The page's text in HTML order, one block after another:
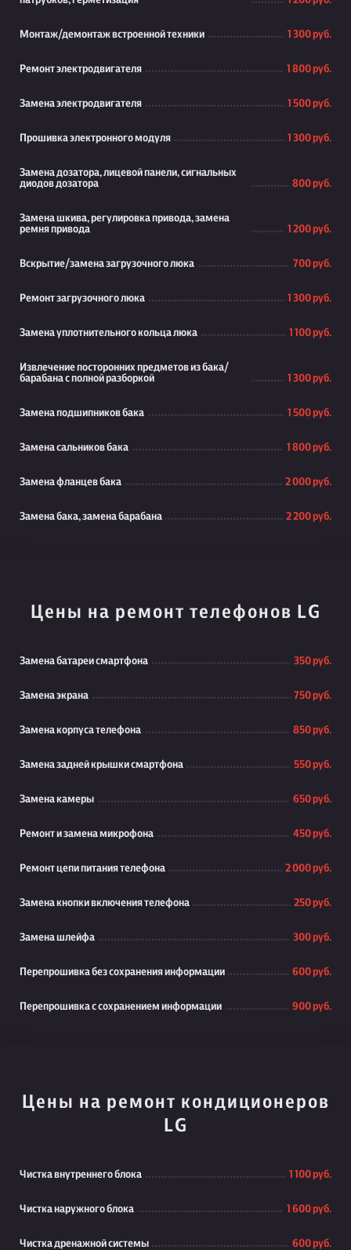
Монтаж/демонтаж встроенной техники 1 300 руб.
Ремонт электродвигателя 1 800 руб.
Замена электродвигателя 1 500 руб.
Прошивка электронного модуля 1 300 руб.
Замена дозатора, лицевой панели, сигнальных
диодов дозатора
800 руб.
Замена шкива, регулировка привода, замена
ремня привода
1 200 руб.
Вскрытие/замена загрузочного люка 700 руб.
Ремонт загрузочного люка 1 300 руб.
Замена уплотнительного кольца люка 1 100 руб.
Извлечение посторонних предметов из бака/
барабана с полной разборкой
1 300 руб.
Замена подшипников бака 1 500 руб.
Замена сальников бака 1 800 руб.
Замена фланцев бака 2 000 руб.
Замена бака, замена барабана 2 200 руб.
Цены на ремонт телефонов LG
Замена батареи смартфона 350 руб.
Замена экрана 750 руб.
Замена корпуса телефона 850 руб.
Замена задней крышки смартфона 550 руб.
Замена камеры 650 руб.
Ремонт и замена микрофона 450 руб.
Ремонт цепи питания телефона 2 000 руб.
Замена кнопки включения телефона 250 руб.
Замена шлейфа 300 руб.
Перепрошивка без сохранения информации 600 руб.
Перепрошивка с сохранением информации 900 руб.
Цены на ремонт кондиционеров
LG
Чистка внутреннего блока 1 100 руб.
Чистка наружного блока 1 600 руб.
Чистка дренажной системы 600 руб.